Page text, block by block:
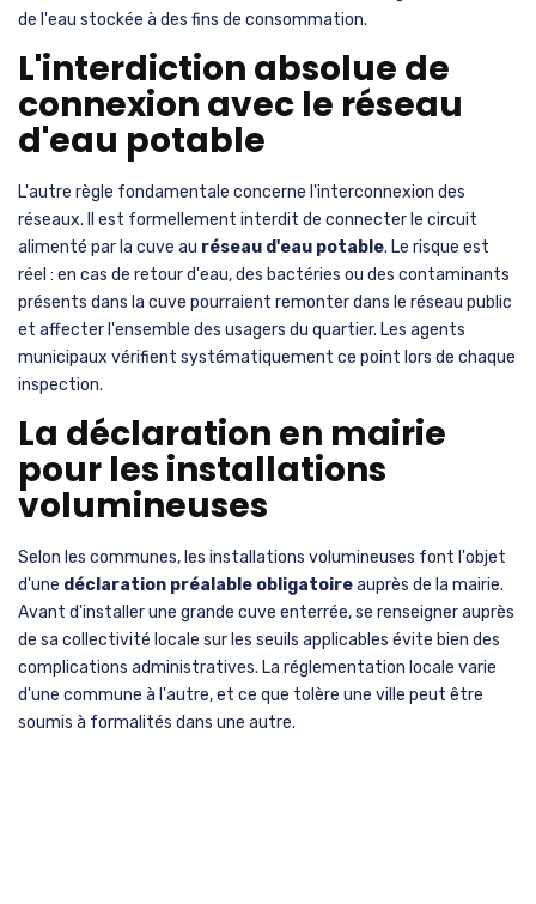
de l'eau stockée à des fins de consommation.
L'interdiction absolue de
connexion avec le réseau
d'eau potable
L'autre règle fondamentale concerne l'interconnexion des
réseaux. Il est formellement interdit de connecter le circuit
alimenté par la cuve au réseau d'eau potable. Le risque est
réel : en cas de retour d'eau, des bactéries ou des contaminants
présents dans la cuve pourraient remonter dans le réseau public
et affecter l'ensemble des usagers du quartier. Les agents
municipaux vérifient systématiquement ce point lors de chaque
inspection.
La déclaration en mairie
pour les installations
volumineuses
Selon les communes, les installations volumineuses font l'objet
d'une déclaration préalable obligatoireauprès de la mairie.
Avant d'installer une grande cuve enterrée, se renseigner auprès
de sa collectivité locale sur les seuils applicables évite bien des
complications administratives. La réglementation locale varie
d'une commune à l'autre, et ce que tolère une ville peut être
soumis à formalités dans une autre.